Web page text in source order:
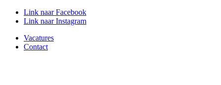
Link naar Facebook
Link naar Instagram
Vacatures
Contact